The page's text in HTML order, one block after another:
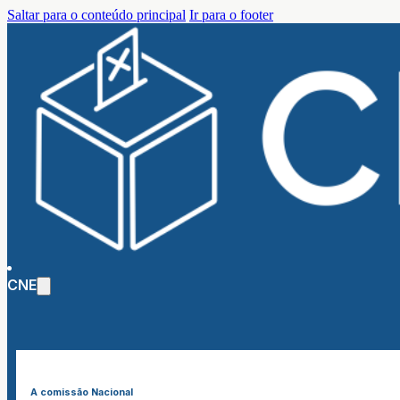
Saltar para o conteúdo principal Ir para o footer
CNE
A comissão Nacional